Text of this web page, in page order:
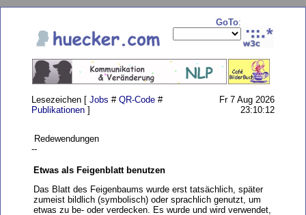
GoTo:
Lesezeichen [ Jobs # QR-Code #
Publikationen ]
Fr 7 Aug 2026
23:10:12
Redewendungen
--
Etwas als Feigenblatt benutzen
Das Blatt des Feigenbaums wurde erst tatsächlich, später
zumeist bildlich (symbolisch) oder sprachlich genutzt, um
etwas zu be- oder verdecken. Es wurde und wird verwendet,